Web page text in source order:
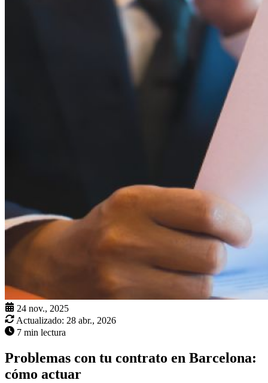
24 nov., 2025
Actualizado: 28 abr., 2026
7 min lectura
Problemas con tu contrato en Barcelona:
cómo actuar